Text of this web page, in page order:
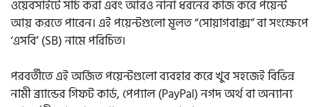
ওয়েবসাইটে সার্চ করা এবং আরও নানা ধরনের কাজ করে পয়েন্ট
আয় করতে পারেন। এই পয়েন্টগুলো মূলত “সোয়াগবাক্স” বা সংক্ষেপে
‘এসবি’ (SB) নামে পরিচিত।
পরবর্তীতে এই অর্জিত পয়েন্টগুলো ব্যবহার করে খুব সহজেই বিভিন্ন
নামী ব্র্যান্ডের গিফট কার্ড, পেপ্যাল (PayPal) নগদ অর্থ বা অন্যান্য